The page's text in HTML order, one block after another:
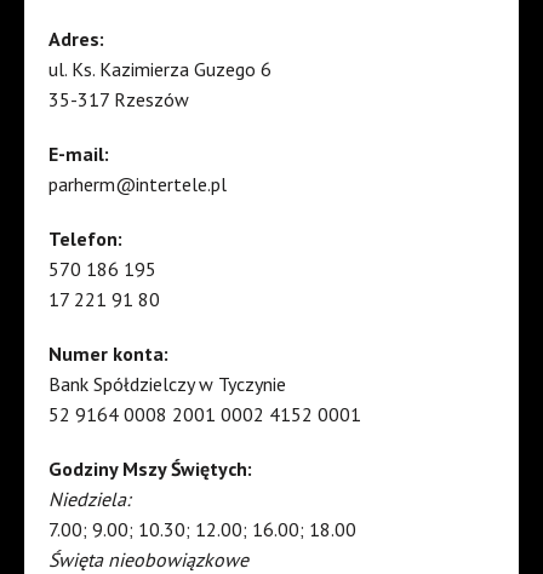
Adres:
ul. Ks. Kazimierza Guzego 6
35-317 Rzeszów
E-mail:
parherm@intertele.pl
Telefon:
570 186 195
17 221 91 80
Numer konta:
Bank Spółdzielczy w Tyczynie
52 9164 0008 2001 0002 4152 0001
Godziny Mszy Świętych:
Niedziela:
7.00; 9.00; 10.30; 12.00; 16.00; 18.00
Święta nieobowiązkowe